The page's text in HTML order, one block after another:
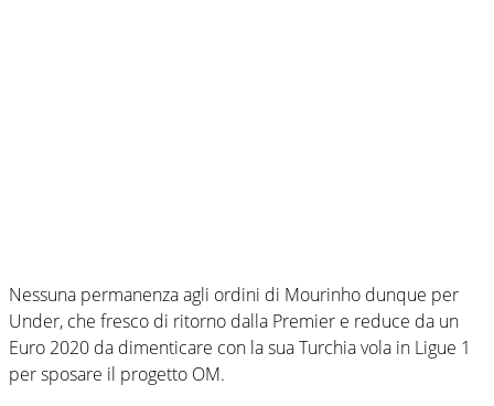
Nessuna permanenza agli ordini di Mourinho dunque per
Under, che fresco di ritorno dalla Premier e reduce da un
Euro 2020 da dimenticare con la sua Turchia vola in Ligue 1
per sposare il progetto OM.